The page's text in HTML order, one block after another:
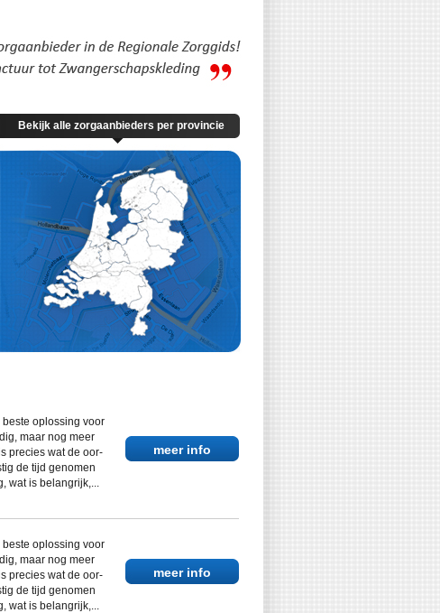
Bekijk alle zorgaanbieders per provincie
oplossing voor
maar nog meer
precies wat de oor-
de tijd genomen
wat is belangrijk,...
meer info
oplossing voor
maar nog meer
precies wat de oor-
de tijd genomen
wat is belangrijk,...
meer info